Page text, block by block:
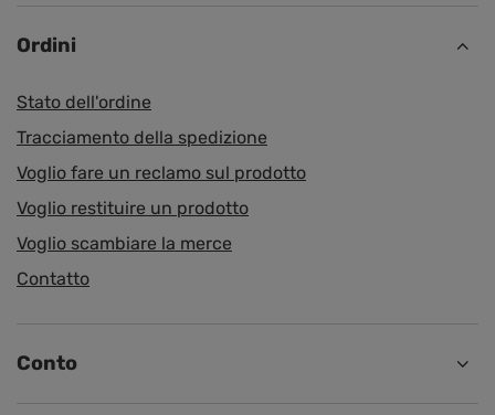
Ordini
Stato dell'ordine
Tracciamento della spedizione
Voglio fare un reclamo sul prodotto
Voglio restituire un prodotto
Voglio scambiare la merce
Contatto
Conto